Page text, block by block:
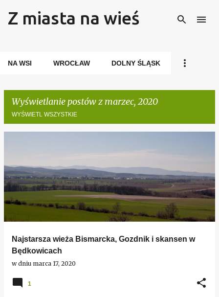
Przejdź do głównej zawartości
Z miasta na wieś
NA WSI WROCŁAW DOLNY ŚLĄSK
Wyświetlanie postów z marzec, 2020
WYŚWIETL WSZYSTKIE
s
y
Najstarsza wieża Bismarcka, Gozdnik i skansen w
Będkowicach
w dniu marca 17, 2020
1